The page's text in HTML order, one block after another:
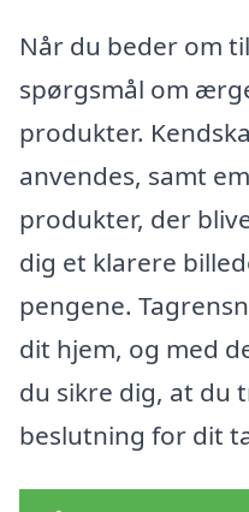
Når du beder om
spørgsmål om
produkter.
anvendes, samt
produkter, der
dig et klarere
pengene.
dit hjem, og med
du sikre dig, at du
beslutning for dit